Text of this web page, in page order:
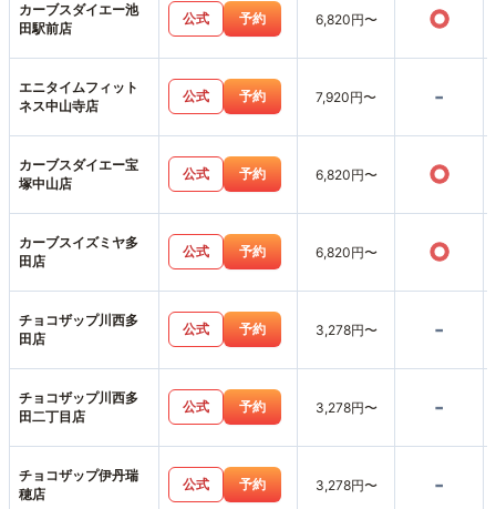
カーブスダイエー池
田駅前店
公式 予約 6,820円〜 ○
エニタイムフィット
ネス中山寺店
公式 予約 7,920円〜 -
カーブスダイエー宝
塚中山店
公式 予約 6,820円〜 ○
カーブスイズミヤ多
田店
公式 予約 6,820円〜 ○
チョコザップ川西多
田店
公式 予約 3,278円〜 -
チョコザップ川西多
田二丁目店
公式 予約 3,278円〜 -
チョコザップ伊丹瑞
穂店
公式 予約 3,278円〜 -